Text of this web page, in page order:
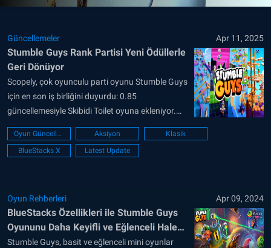
Güncellemeler Apr 11, 2025
Stumble Guys Rank Partisi Yeni Ödüllerle
Geri Dönüyor
Scopely, çok oyunculu parti oyunu Stumble Guys
için en son iş birliğini duyurdu: 0.85
güncellemesiyle Skibidi Toilet oyuna ekleniyor.
Beton Kaos sezonu, sınırlı süreli bir Grafiti Çekimi
haritası ve emojiler, stumbler’lar ve daha fazlası
gibi yeni kozmetikler getiriyor. Invisible
Oyun Güncellemesi Aksiyon
Klasik
BlueStacks X
Latest Update
Oyun Rehberleri Apr 09, 2024
BlueStacks Özellikleri ile Stumble Guys
Oyununu Daha Keyifli ve Eğlenceli Hale
Getirin
Stumble Guys, basit ve eğlenceli mini oyunlar